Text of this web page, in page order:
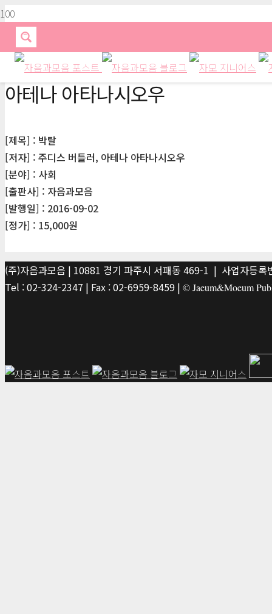
아테나 아타나시오우
[제목] : 박탈
[저자] : 주디스 버틀러, 아테나 아타나시오우
[분야] : 사회
[출판사] : 자음과모음
[발행일] : 2016-09-02
[정가] : 15,000원
(주)자음과모음 | 10881 경기 파주시 서패동 469-1 | 사업자등
Tel : 02-324-2347 | Fax : 02-6959-8459 | © Jaeum&Moeum